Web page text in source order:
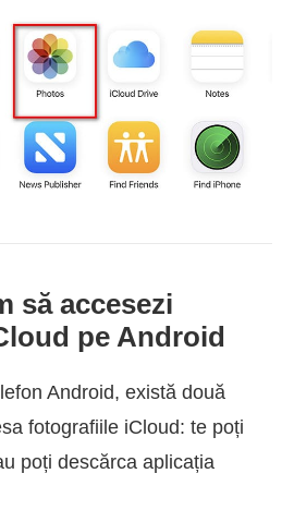
să accesezi
pe Android
Android, există două
fotografiile iCloud: te poți
poți descărca aplicația